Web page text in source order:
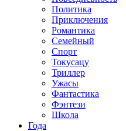
Политика
Приключения
Романтика
Семейный
Спорт
Токусацу
Триллер
Ужасы
Фантастика
Фэнтези
Школа
Года